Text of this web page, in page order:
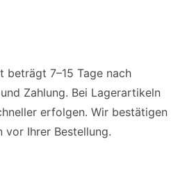
beträgt 7–15 Tage nach
Zahlung. Bei Lagerartikeln
erfolgen. Wir bestätigen
vor Ihrer Bestellung.